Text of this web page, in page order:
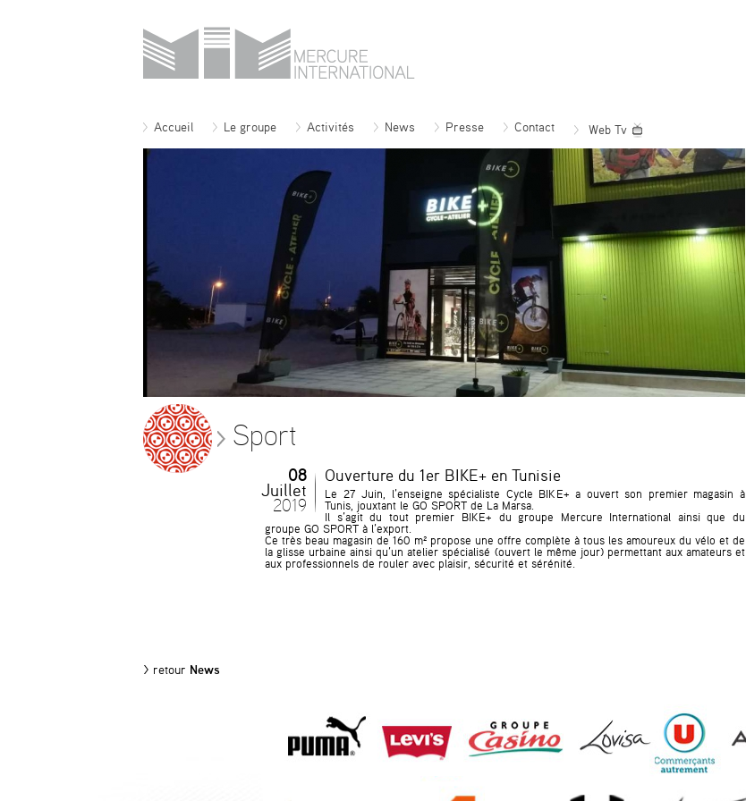
Accueil Le groupe Activités News Presse Contact Web Tv
Sport
08
Juillet
2019
Ouverture du 1er BIKE+ en Tunisie
Le 27 Juin, l’enseigne spécialiste Cycle BIKE+ a ouvert son premier magasin à
Tunis, jouxtant le GO SPORT de La Marsa.
Il s’agit du tout premier BIKE+ du groupe Mercure International ainsi que du
groupe GO SPORT à l’export.
Ce très beau magasin de 160 m² propose une offre complète à tous les amoureux du vélo et de
la glisse urbaine ainsi qu’un atelier spécialisé (ouvert le même jour) permettant aux amateurs et
aux professionnels de rouler avec plaisir, sécurité et sérénité.
> retour News